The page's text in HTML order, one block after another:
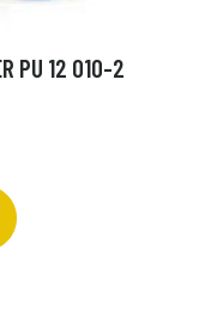
PU 12 010-2